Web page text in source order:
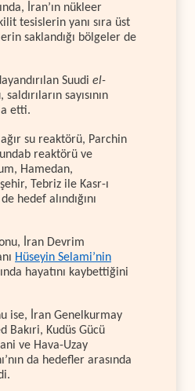
İran’ın nükleer
tesislerin yanı sıra üst
saklandığı bölgeler de
Suudi el-
sayısının
etti.
su reaktörü, Parchin
reaktörü ve
Hamedan,
Tebriz ile Kasr-ı
hedef alındığını
İran Devrim
Hüseyin Selami’nin
hayatını kaybettiğini
ise, İran Genelkurmay
Bakıri, Kudüs Gücü
ve Hava-Uzay
da hedefler arasında